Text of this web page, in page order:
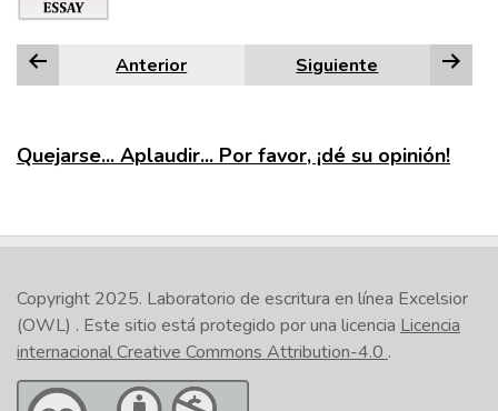
Anterior Siguiente
Quejarse... Aplaudir... Por favor, ¡dé su opinión!
Copyright 2025. Laboratorio de escritura en línea Excelsior
(OWL) . Este sitio está protegido por una licencia Licencia
internacional Creative Commons Attribution-4.0 .